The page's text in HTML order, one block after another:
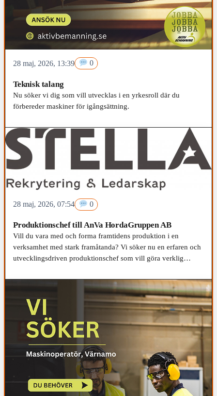
28 maj, 2026, 13:39 0
Teknisk talang
Nu söker vi dig som vill utvecklas i en yrkesroll där du
förbereder maskiner för igångsättning.
28 maj, 2026, 07:54 0
Produktionschef till AnVa HordaGruppen AB
Vill du vara med och forma framtidens produktion i en
verksamhet med stark framåtanda? Vi söker nu en erfaren och
utvecklingsdriven produktionschef som vill göra verklig
nästa nivå.